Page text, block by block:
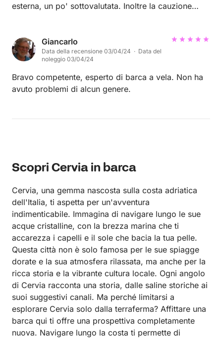
esterna, un po' sottovalutata. Inoltre la cauzione
l'ormeggio lungo il canale in una via trafficata, non è
il massimo per il rumore e per la privacy. Cmq la
disponibilità e l'attenzione di Andrea è stata davvero
apprezzata. Consiglio x uscite giornaliere.
Giancarlo
Data della recensione 03/04/24 · Data del
noleggio 03/04/24
Bravo competente, esperto di barca a vela. Non ha
avuto problemi di alcun genere.
Scopri Cervia in barca
Cervia, una gemma nascosta sulla costa adriatica
dell'Italia, ti aspetta per un'avventura
indimenticabile. Immagina di navigare lungo le sue
acque cristalline, con la brezza marina che ti
accarezza i capelli e il sole che bacia la tua pelle.
Questa città non è solo famosa per le sue spiagge
dorate e la sua atmosfera rilassata, ma anche per la
ricca storia e la vibrante cultura locale. Ogni angolo
di Cervia racconta una storia, dalle saline storiche ai
suoi suggestivi canali. Ma perché limitarsi a
esplorare Cervia solo dalla terraferma? Affittare una
barca qui ti offre una prospettiva completamente
nuova. Navigare lungo la costa ti permette di